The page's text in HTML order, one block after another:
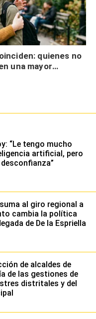
quienes no
una mayor
y no es por
“Le tengo mucho
artificial, pero
al giro regional a
cambia la política
de De la Espriella
de alcaldes de
de las gestiones de
distritales y del